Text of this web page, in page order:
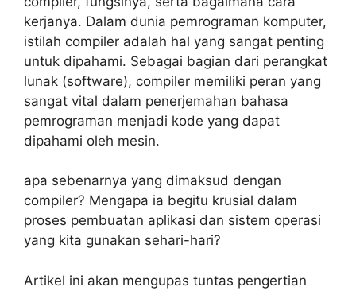
kerjanya. Dalam dunia pemrograman komputer,
istilah compiler adalah hal yang sangat penting
untuk dipahami. Sebagai bagian dari perangkat
lunak (software), compiler memiliki peran yang
sangat vital dalam penerjemahan bahasa
pemrograman menjadi kode yang dapat
dipahami oleh mesin.
apa sebenarnya yang dimaksud dengan
compiler? Mengapa ia begitu krusial dalam
proses pembuatan aplikasi dan sistem operasi
yang kita gunakan sehari-hari?
Artikel ini akan mengupas tuntas pengertian